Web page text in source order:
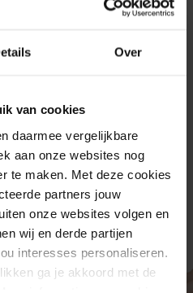
Over
van cookies
daarmee vergelijkbare
aan onze websites nog
te maken. Met deze cookies
partners jouw
onze websites volgen en
wij en derde partijen
interesses personaliseren.
ga je akkoord met de
van hoogwaardig
elke ochtend
kan niet!
zijn, vindt er altijd